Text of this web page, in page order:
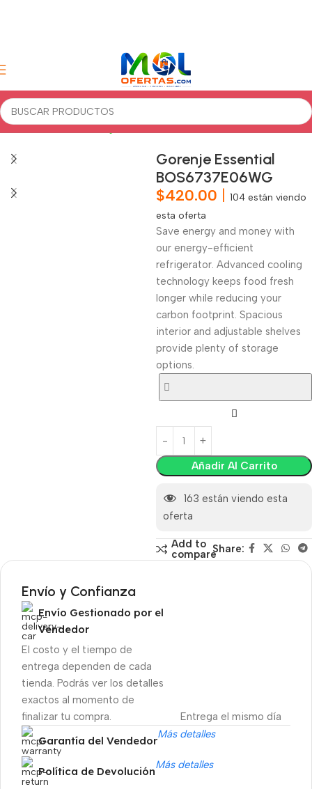
Inicio Accesorios Refrigeration Hornos
Gorenje Essential
BOS6737E06WG
$420.00 104 están viendo
esta oferta
Save energy and money with
our energy-efficient
refrigerator. Advanced cooling
technology keeps food fresh
longer while reducing your
carbon footprint. Spacious
interior and adjustable shelves
provide plenty of storage
options.
Añadir Al Carrito
163 están viendo esta
oferta
Add to
compareShare:
Envío y Confianza
Envío Gestionado por el
Vendedor
El costo y el tiempo de
entrega dependen de cada
tienda. Podrás ver los detalles
exactos al momento de
finalizar tu compra.
Entrega el mismo día
Garantía del VendedorMás detalles
Política de DevoluciónMás detalles